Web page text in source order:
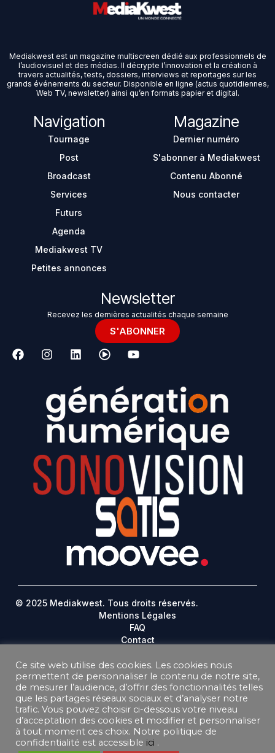
Mediakwest est un magazine multiscreen dédié aux professionnels de
l’audiovisuel et des médias. Il décrypte l’innovation et la création à
travers actualités, tests, dossiers, interviews et reportages sur les
grands événements du secteur. Disponible en ligne (actus quotidiennes,
Web TV, newsletter) ainsi qu’en formats papier et digital.
Navigation
Tournage
Post
Broadcast
Services
Futurs
Agenda
Mediakwest TV
Petites annonces
Magazine
Dernier numéro
S'abonner à Mediakwest
Contenu Abonné
Nous contacter
Newsletter
Recevez les dernières actualités chaque semaine
S'ABONNER
© 2025 Mediakwest. Tous droits réservés.
Mentions Légales
FAQ
Contact
DONNEES PERSONNELLES
CONDITIONS GÉNÉRALES DE VENTE ABONNEMENT
CONDITIONS GÉNÉRALES D’UTILISATION
Ce site web utilise des cookies. Les cookies nous
permettent de personnaliser le contenu de notre site,
de mesurer l’audience, d’offrir des fonctionnalités telles
que les partages réseaux sociaux et d’analyser notre
trafic. Vous pouvez choisir ci-dessous votre niveau
d’acceptation des cookies et modifier et personnaliser
à tout moment ces choix. Notre politique de
confidentialité est accessible ici .